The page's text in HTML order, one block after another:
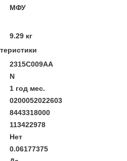
МФУ
9.29 кг
2315C009AA
N
1 год мес.
0200052022603
8443318000
113422978
Нет
0.06177375